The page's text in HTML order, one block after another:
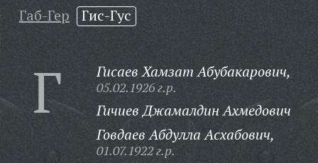
Габ-Гер Гис-Гус
Г Гисаев Хамзат Абубакарович,
05.02.1926 г.р.
Гичиев Джамалдин Ахмедович
Говдаев Абдулла Асхабович,
01.07.1922 г.р.